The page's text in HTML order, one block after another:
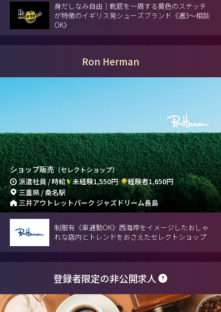
身だしなみ自由｜靴底を一周する黄色のステッチ
が特徴のイギリス発シューズブランド《週3～相談
OK》
Ron Herman
ショップ販売（セレクトショップ）
派遣社員 / 時給 未経験1,550円
経験者1,650円
三重県 / 桑名駅
三井アウトレットパーク ジャズドリーム長島
制服有《車通勤OK》西海岸をイメージしたおしゃ
れな店内とトレンドをおさえたセレクトショップ
登録者限定の非公開求人